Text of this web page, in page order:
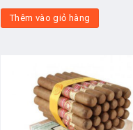
Thêm vào giỏ hàng